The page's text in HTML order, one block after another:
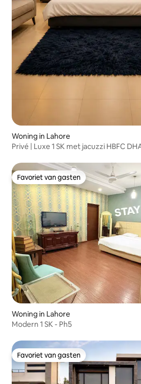
Woning in Lahore
Privé | Luxe 1 SK met jacuzzi HBFC
Favoriet van gasten
Favoriet van gasten
Woning in Lahore
Modern 1 SK - Ph5
Favoriet van gasten
Favoriet van gasten